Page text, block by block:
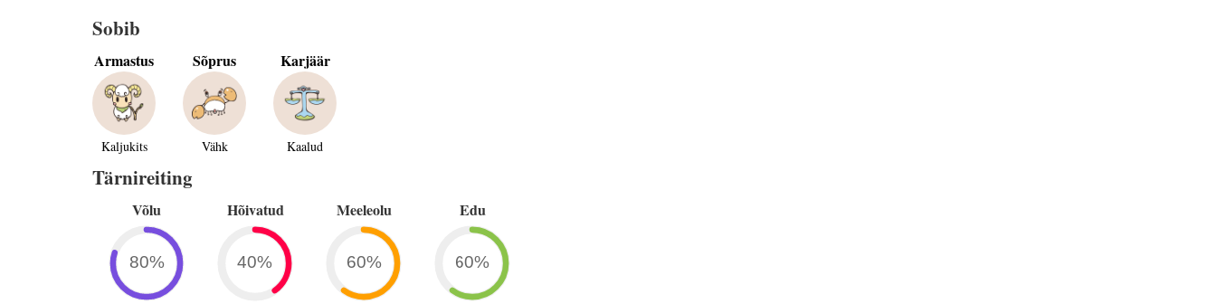
Sobib
Armastus
Kaljukits
Sõprus
Vähk
Karjäär
Kaalud
Tärnireiting
Võlu
80%
Hõivatud
40%
Meeleolu
60%
Edu
60%